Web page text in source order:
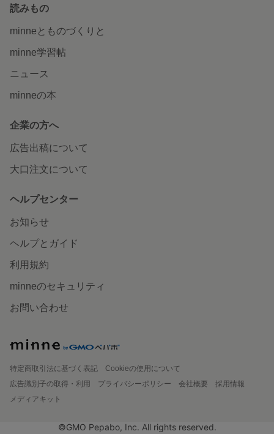
読みもの
minneとものづくりと
minne学習帖
ニュース
minneの本
企業の方へ
広告出稿について
大口注文について
ヘルプセンター
お知らせ
ヘルプとガイド
利用規約
minneのセキュリティ
お問い合わせ
特定商取引法に基づく表記
Cookieの使用について
広告識別子の取得・利用
プライバシーポリシー 会社概要
採用情報
メディアキット
©GMO Pepabo, Inc. All rights reserved.